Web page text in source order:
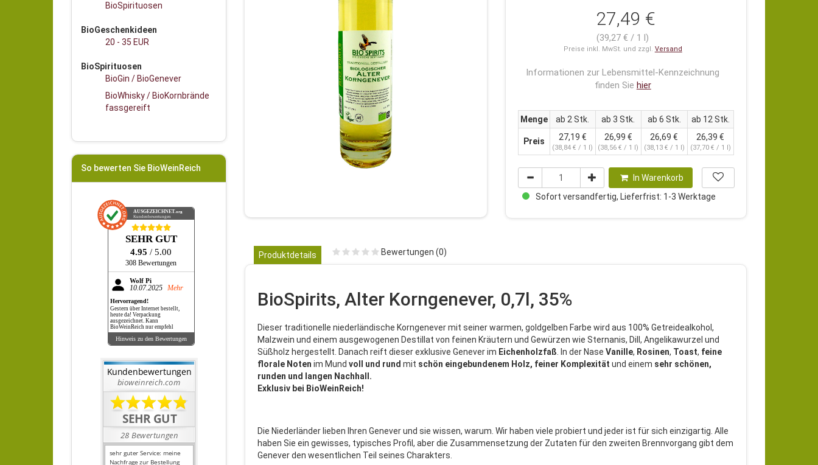
BioSpirituosen
BioGeschenkideen
20 - 35 EUR
BioSpirituosen
BioGin / BioGenever
BioWhisky / BioKornbrände
fassgereift
So bewerten Sie BioWeinReich
AUSGEZEICHNET.org
Kundenbewertungen
SEHR GUT
4.95 / 5.00
308 Bewertungen
Wolf Pi
10.07.2025 Mehr
Hervorragend!
Gestern über Internet bestellt,
heute da! Verpackung
ausgezeichnet. Kann
BioWeinReich nur empfehl
Hinweis zu den Bewertungen
27,49 €
(39,27 € / 1 l)
Preise inkl. MwSt. und zzgl. Versand
Informationen zur Lebensmittel-Kennzeichnung
finden Sie hier
Menge ab 2 Stk. ab 3 Stk. ab 6 Stk. ab 12 Stk.
Preis 27,19 €
(38,84 € / 1 l)
26,99 €
(38,56 € / 1 l)
26,69 €
(38,13 € / 1 l)
26,39 €
(37,70 € / 1 l)
In Warenkorb
Sofort versandfertig, Lieferfrist: 1-3 Werktage
Produktdetails Bewertungen (0)
BioSpirits, Alter Korngenever, 0,7l, 35%
Dieser traditionelle niederländische Korngenever mit seiner warmen, goldgelben Farbe wird aus 100% Getreidealkohol,
Malzwein und einem ausgewogenen Destillat von feinen Kräutern und Gewürzen wie Sternanis, Dill, Angelikawurzel und
Süßholz hergestellt. Danach reift dieser exklusive Genever im Eichenholzfaß . In der Nase Vanille, Rosinen, Toast, feine
florale Noten im Mund voll und rund mit schön eingebundenem Holz, feiner Komplexität und einem sehr schönen,
runden und langen Nachhall.
Exklusiv bei BioWeinReich!
Die Niederländer lieben Ihren Genever und sie wissen, warum. Wir haben viele probiert und jeder ist für sich einzigartig. Alle
haben Sie ein gewisses, typisches Profil, aber die Zusammensetzung der Zutaten für den zweiten Brennvorgang gibt dem
Genever den wesentlichen Teil seines Charakters.